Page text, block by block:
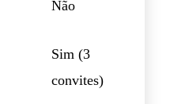
Não
Sim (3
convites)